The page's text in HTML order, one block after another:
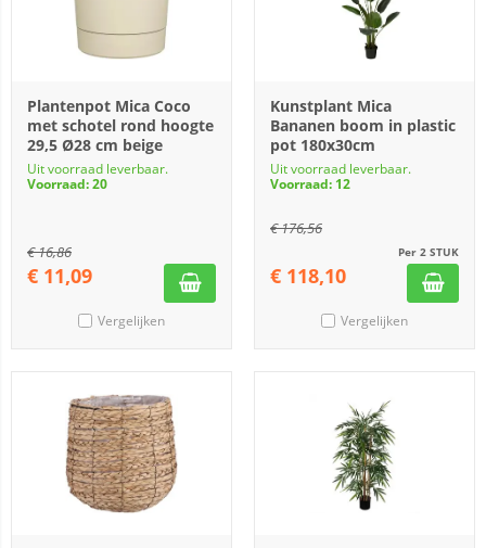
Plantenpot Mica Coco
met schotel rond hoogte
29,5 Ø28 cm beige
Uit voorraad leverbaar.
Voorraad: 20
€16,86
€ 11,09
Vergelijken
Kunstplant Mica
Bananen boom in plastic
pot 180x30cm
Uit voorraad leverbaar.
Voorraad: 12
€176,56
Per 2 STUK
€ 118,10
Vergelijken